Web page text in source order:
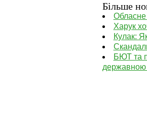
Більше
Обласне
Харук
Кулак:
БЮТ та